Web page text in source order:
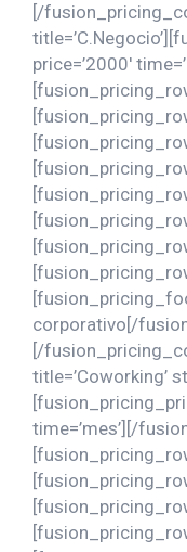
[/
price=’2000′
corporativo[/
[/
title=’Coworking’
time=’mes’][/